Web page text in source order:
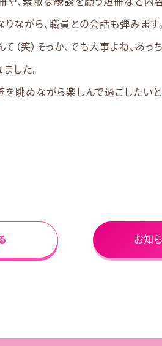
ながら、職員との会話も弾みます。
（笑）そっか、でも大事よね、あ
した。
眺めながら楽しんで過ごしたいと
お知